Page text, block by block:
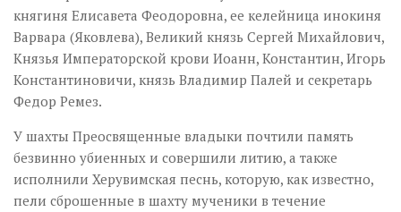
княгиня Елисавета Феодоровна, ее келейница инокиня
Варвара (Яковлева), Великий князь Сергей Михайлович,
Князья Императорской крови Иоанн, Константин, Игорь
Константиновичи, князь Владимир Палей и секретарь
Федор Ремез.
У шахты Преосвященные владыки почтили память
безвинно убиенных и совершили литию, а также
исполнили Херувимская песнь, которую, как известно,
пели сброшенные в шахту мученики в течение